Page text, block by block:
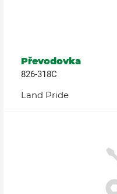
Převodovka
826-318C
Land Pride